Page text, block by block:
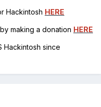
Hackintosh HERE
making a donation HERE
Hackintosh since